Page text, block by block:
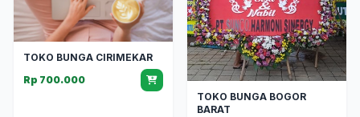
TOKO BUNGA CIRIMEKAR
Rp 700.000
TOKO BUNGA BOGOR
BARAT